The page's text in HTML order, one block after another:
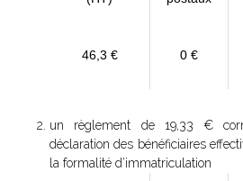
46,3 € 0 €
un règlement de 19,33 €
déclaration des bénéficiaires
la formalité d’immatriculation